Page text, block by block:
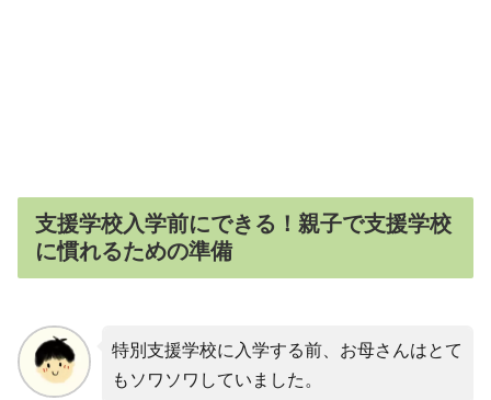
支援学校入学前にできる！親子で支援学校
に慣れるための準備
特別支援学校に入学する前、お母さんはとて
もソワソワしていました。